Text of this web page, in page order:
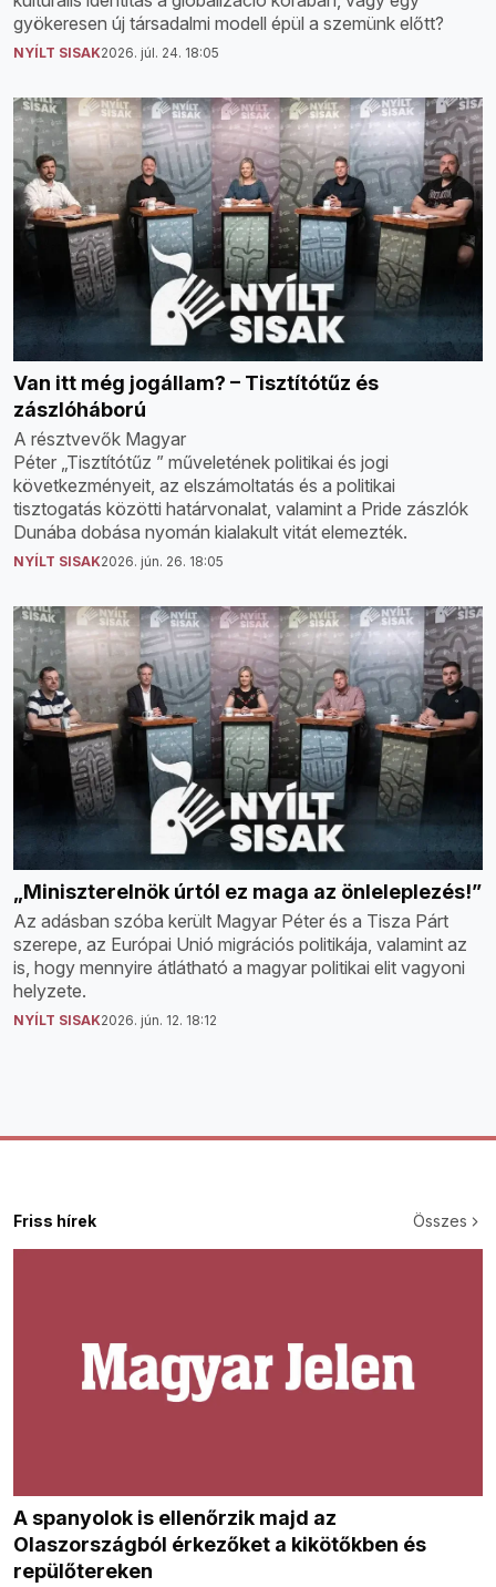
gyökeresen új társadalmi modell épül a szemünk előtt?
NYÍLT SISAK2026. júl. 24. 18:05
Van itt még jogállam? – Tisztítótűz és
zászlóháború
A résztvevők Magyar
Péter „Tisztítótűz ” műveletének politikai és jogi
következményeit, az elszámoltatás és a politikai
tisztogatás közötti határvonalat, valamint a Pride zászlók
Dunába dobása nyomán kialakult vitát elemezték.
NYÍLT SISAK2026. jún. 26. 18:05
„Miniszterelnök úrtól ez maga az önleleplezés!”
Az adásban szóba került Magyar Péter és a Tisza Párt
szerepe, az Európai Unió migrációs politikája, valamint az
is, hogy mennyire átlátható a magyar politikai elit vagyoni
helyzete.
NYÍLT SISAK2026. jún. 12. 18:12
Friss hírek Összes
A spanyolok is ellenőrzik majd az
Olaszországból érkezőket a kikötőkben és
repülőtereken